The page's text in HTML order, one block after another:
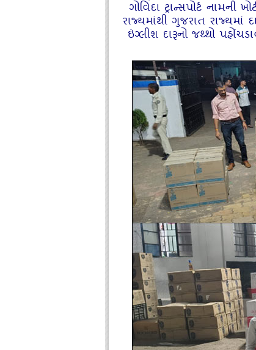
ગોવિંદા ટ્રાન્સપોર્ટ નામની
રાજ્યમાંથી ગુજરાત રાજ્યમાં
ઇંગ્લીશ દારૂનો જથ્થો